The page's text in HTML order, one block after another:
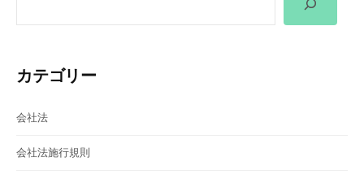
ョ
カテゴリー
会社法
会社法施行規則